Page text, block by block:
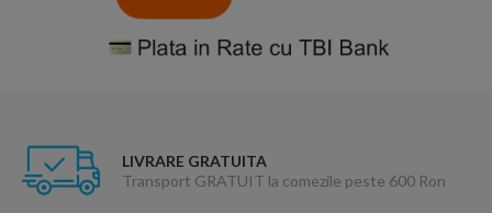
LIVRARE GRATUITA
Transport GRATUIT la comezile peste 600 Ron